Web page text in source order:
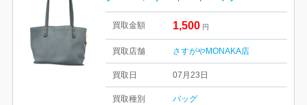
買取金額 1,500 円
買取店舗 さすがやMONAKA店
買取日 07月23日
買取種別 バッグ